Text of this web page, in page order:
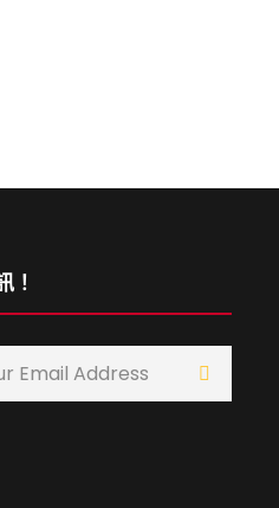
！